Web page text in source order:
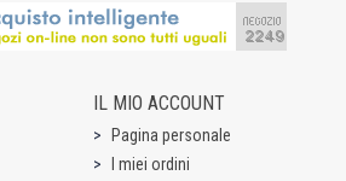
IL MIO ACCOUNT
Pagina personale
I miei ordini